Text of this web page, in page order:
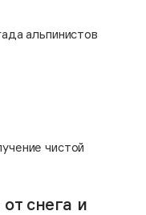
альпинистов
чистой
снега и